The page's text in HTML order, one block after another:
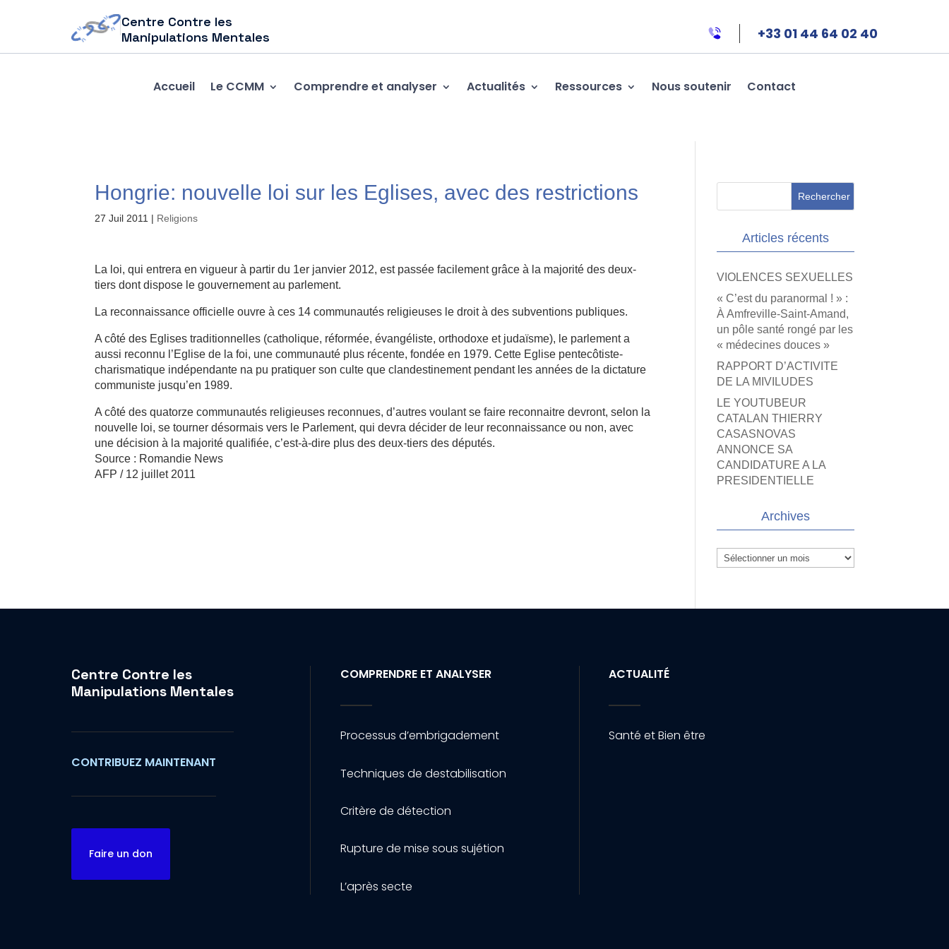
Centre Contre les
Manipulations Mentales
+33 01 44 64 02 40
Accueil Le CCMM Comprendre et analyser Actualités Ressources Nous soutenir Contact
Hongrie: nouvelle loi sur les Eglises, avec des restrictions
27 Juil 2011 | Religions
La loi, qui entrera en vigueur à partir du 1er janvier 2012, est passée facilement grâce à la majorité des deux-
tiers dont dispose le gouvernement au parlement.
La reconnaissance officielle ouvre à ces 14 communautés religieuses le droit à des subventions publiques.
A côté des Eglises traditionnelles (catholique, réformée, évangéliste, orthodoxe et judaïsme), le parlement a
aussi reconnu l’Eglise de la foi, une communauté plus récente, fondée en 1979. Cette Eglise pentecôtiste-
charismatique indépendante na pu pratiquer son culte que clandestinement pendant les années de la dictature
communiste jusqu’en 1989.
A côté des quatorze communautés religieuses reconnues, d’autres voulant se faire reconnaitre devront, selon la
nouvelle loi, se tourner désormais vers le Parlement, qui devra décider de leur reconnaissance ou non, avec
une décision à la majorité qualifiée, c’est-à-dire plus des deux-tiers des députés.
Source : Romandie News
AFP / 12 juillet 2011
Articles récents
VIOLENCES SEXUELLES
« C’est du paranormal ! » :
À Amfreville-Saint-Amand,
un pôle santé rongé par les
« médecines douces »
RAPPORT D’ACTIVITE
DE LA MIVILUDES
LE YOUTUBEUR
CATALAN THIERRY
CASASNOVAS
ANNONCE SA
CANDIDATURE A LA
PRESIDENTIELLE
Archives
Archives
Centre Contre les
Manipulations Mentales
CONTRIBUEZ MAINTENANT
Faire un don
COMPRENDRE ET ANALYSER
Processus d’embrigadement
Techniques de destabilisation
Critère de détection
Rupture de mise sous sujétion
L’après secte
ACTUALITÉ
Santé et Bien être